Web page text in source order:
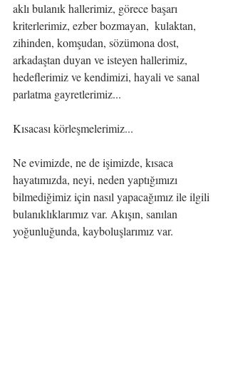
aklı bulanık hallerimiz, görece başarı
kriterlerimiz, ezber bozmayan,  kulaktan,
zihinden, komşudan, sözümona dost,
arkadaştan duyan ve isteyen hallerimiz,
hedeflerimiz ve kendimizi, hayali ve sanal
parlatma gayretlerimiz...
Kısacası körleşmelerimiz...
Ne evimizde, ne de işimizde, kısaca
hayatımızda, neyi, neden yaptığımızı
bilmediğimiz için nasıl yapacağımız ile ilgili
bulanıklıklarımız var. Akışın, sanılan
yoğunluğunda, kayboluşlarımız var.